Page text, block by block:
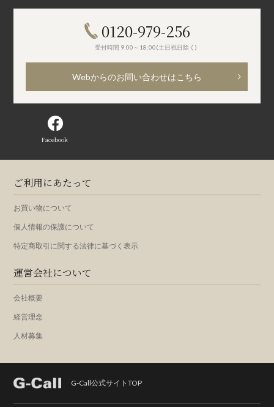
0120-979-256
受付時間 9:00～18:00(土日祝日除く)
Webからのお問い合わせはこちら
Facebook
ご利用にあたって
お買い物について
個人情報の保護について
特定商取引に関する法律に基づく表示
運営会社について
会社概要
経営理念
人材募集
G-Call公式サイトTOP